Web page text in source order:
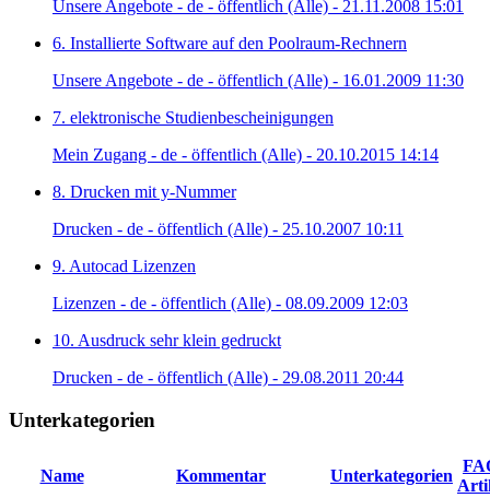
Unsere Angebote - de - öffentlich (Alle) - 21.11.2008 15:01
6. Installierte Software auf den Poolraum-Rechnern
Unsere Angebote - de - öffentlich (Alle) - 16.01.2009 11:30
7. elektronische Studienbescheinigungen
Mein Zugang - de - öffentlich (Alle) - 20.10.2015 14:14
8. Drucken mit y-Nummer
Drucken - de - öffentlich (Alle) - 25.10.2007 10:11
9. Autocad Lizenzen
Lizenzen - de - öffentlich (Alle) - 08.09.2009 12:03
10. Ausdruck sehr klein gedruckt
Drucken - de - öffentlich (Alle) - 29.08.2011 20:44
Unterkategorien
Name Kommentar Unterkategorien